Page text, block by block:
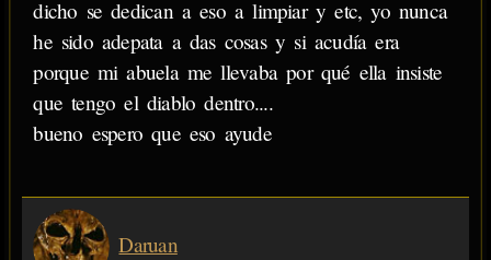
dicho se dedican a eso a limpiar y etc, yo nunca
he sido adepata a das cosas y si acudía era
porque mi abuela me llevaba por qué ella insiste
que tengo el diablo dentro....
bueno espero que eso ayude
Daruan